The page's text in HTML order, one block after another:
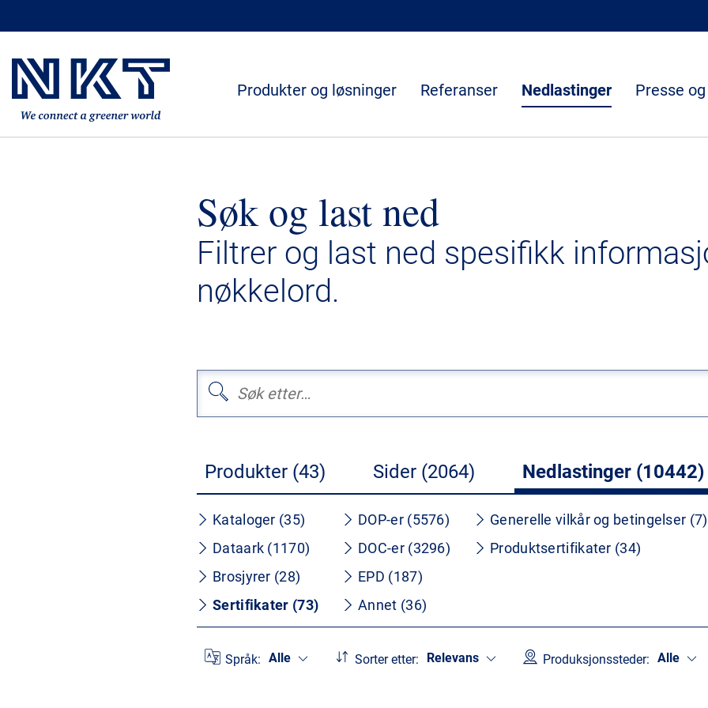
Produkter og løsninger Referanser Nedlastinger Presse
Søk og last ned
Filtrer og last ned spesifikk
nøkkelord.
Produkter (43) Sider (2064) Nedlastinger (10442)
Kataloger (35)
Dataark (1170)
Brosjyrer (28)
Sertifikater (73)
DOP-er (5576)
DOC-er (3296)
EPD (187)
Annet (36)
Generelle vilkår og betingelser (7)
Produktsertifikater (34)
Språk: Alle Sorter etter: Relevans Produksjonssteder: Alle